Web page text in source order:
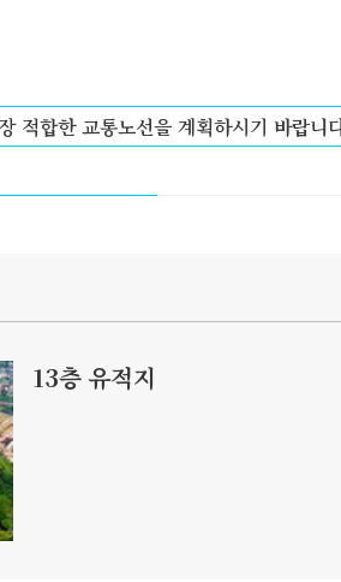
적합한 교통노선을 계획하시기 바랍니
13층 유적지